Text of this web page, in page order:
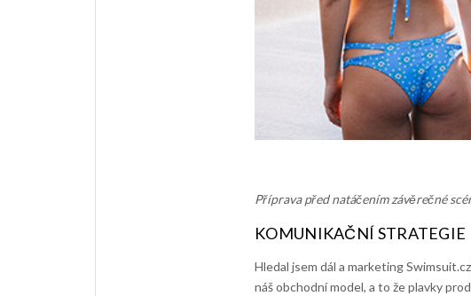
Příprava před natáčením závěrečné
KOMUNIKAČNÍ STRATEGIE
Hledal jsem dál a marketing
náš obchodní model, a to že plavky